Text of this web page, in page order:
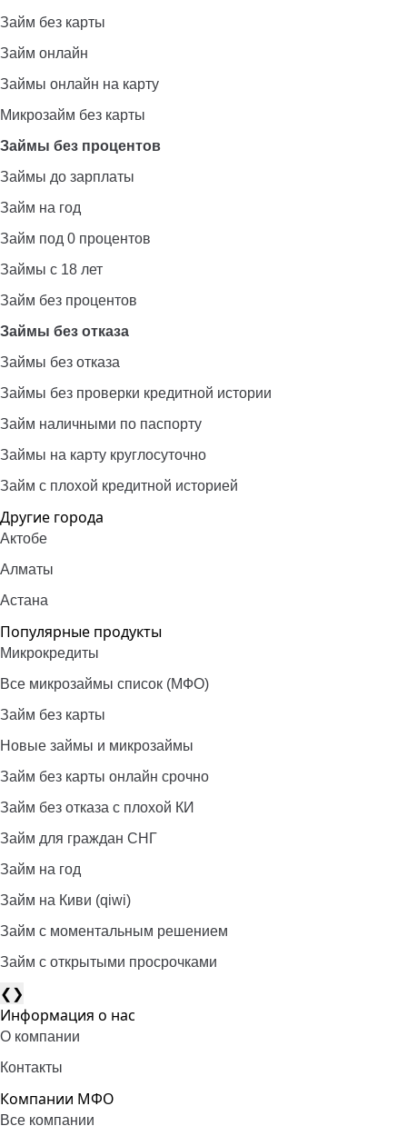
Займ без карты
Займ онлайн
Займы онлайн на карту
Микрозайм без карты
Займы без процентов
Займы до зарплаты
Займ на год
Займ под 0 процентов
Займы с 18 лет
Займ без процентов
Займы без отказа
Займы без отказа
Займы без проверки кредитной истории
Займ наличными по паспорту
Займы на карту круглосуточно
Займ с плохой кредитной историей
Другие города
Актобе
Алматы
Астана
Популярные продукты
Микрокредиты
Все микрозаймы список (МФО)
Займ без карты
Новые займы и микрозаймы
Займ без карты онлайн срочно
Займ без отказа с плохой КИ
Займ для граждан СНГ
Займ на год
Займ на Киви (qiwi)
Займ c моментальным решением
Займ с открытыми просрочками
❮❯
Информация о нас
О компании
Контакты
Компании МФО
Все компании